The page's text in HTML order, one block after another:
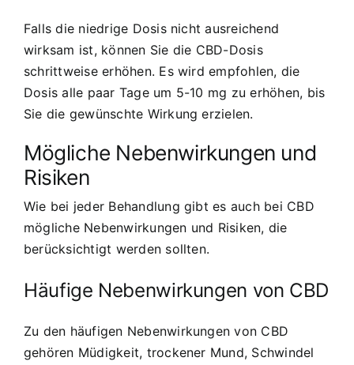
Falls die niedrige Dosis nicht ausreichend
wirksam ist, können Sie die CBD-Dosis
schrittweise erhöhen. Es wird empfohlen, die
Dosis alle paar Tage um 5-10 mg zu erhöhen, bis
Sie die gewünschte Wirkung erzielen.
Mögliche Nebenwirkungen und
Risiken
Wie bei jeder Behandlung gibt es auch bei CBD
mögliche Nebenwirkungen und Risiken, die
berücksichtigt werden sollten.
Häufige Nebenwirkungen von CBD
Zu den häufigen Nebenwirkungen von CBD
gehören Müdigkeit, trockener Mund, Schwindel